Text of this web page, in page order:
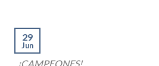
29
Jun
¡CAMPEONES!